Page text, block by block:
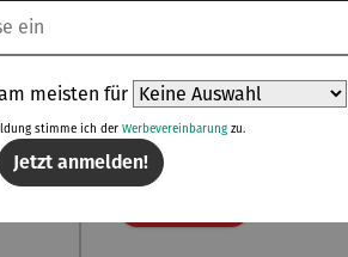
Frankreichs
Verkaufspreis:
39,95 € UVP57,70 €
meisten für
stimme ich der Werbevereinbarungzu.
Jetzt anmelden!